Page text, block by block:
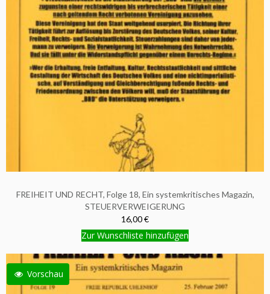
FREIHEIT UND RECHT, Folge 18, Ein systemkritisches Magazin,
STEUERVERWEIGERUNG
16,00 €
Zur Wunschliste hinzufügen
Vorschau